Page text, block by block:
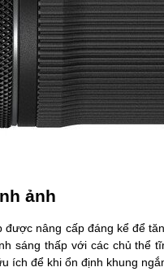
ảnh
được nâng cấp đáng kể để
sáng thấp với các chủ thể
ích để khi ổn định khung